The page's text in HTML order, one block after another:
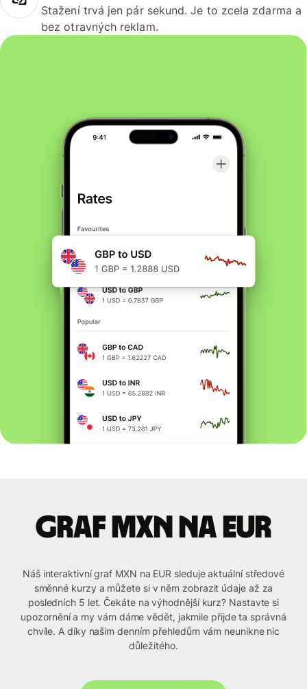
Stažení trvá jen pár sekund. Je to zcela zdarma a
bez otravných reklam.
graf MXN na EUR
Náš interaktivní graf MXN na EUR sleduje aktuální středové
směnné kurzy a můžete si v něm zobrazit údaje až za
posledních 5 let. Čekáte na výhodnější kurz? Nastavte si
upozornění a my vám dáme vědět, jakmile přijde ta správná
chvíle. A díky našim denním přehledům vám neunikne nic
důležitého.